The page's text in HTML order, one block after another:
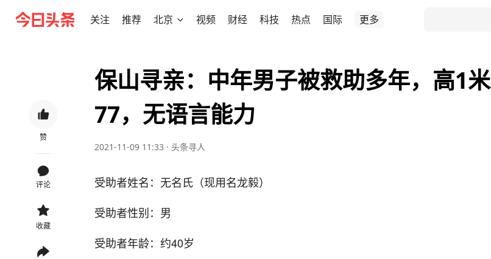
关注 推荐 北京 视频 财经 科技 热点 国际 更多
赞
评论
收藏
保山寻亲：中年男子被救助多年，高1米
77，无语言能力
2021-11-09 11:33 · 头条寻人
受助者姓名：无名氏（现用名龙毅）
受助者性别：男
受助者年龄：约40岁